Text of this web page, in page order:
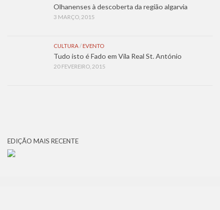
Olhanenses à descoberta da região algarvia
3 MARÇO, 2015
CULTURA/ EVENTO
Tudo isto é Fado em Vila Real St. António
20 FEVEREIRO, 2015
EDIÇÃO MAIS RECENTE